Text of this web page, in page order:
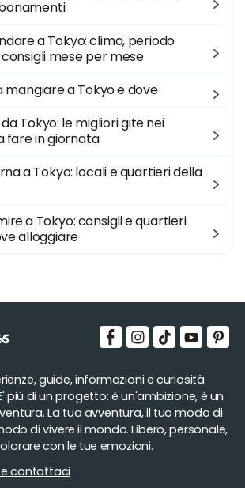
a Tokyo: clima, periodo
mese per mese
mangiare a Tokyo e dove
Tokyo: le migliori gite nei
fare in giornata
a Tokyo: locali e quartieri della
a Tokyo: consigli e quartieri
alloggiare
guide, informazioni e curiosità
più di un progetto: è un'ambizione, è un
La tua avventura, il tuo modo di
di vivere il mondo. Libero, personale,
con le tue emozioni.
e contattaci